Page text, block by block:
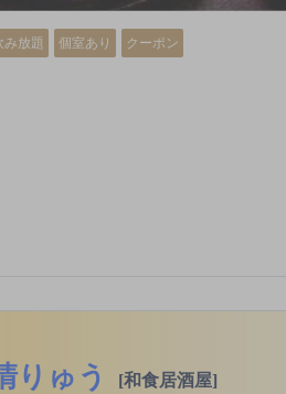
み放題 個室あり クーポン
りゅう [和食居酒屋]